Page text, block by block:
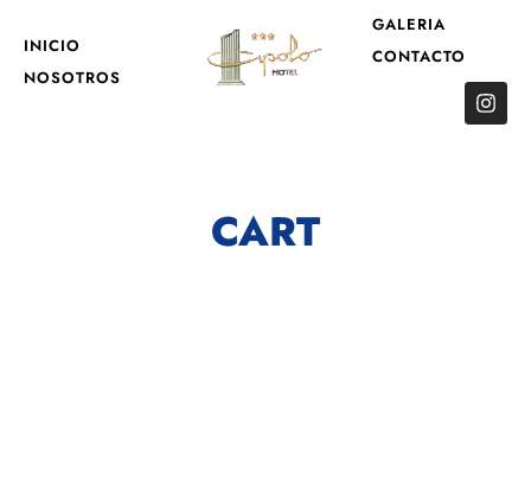
INICIO
NOSOTROS
GALERIA
CONTACTO
CART